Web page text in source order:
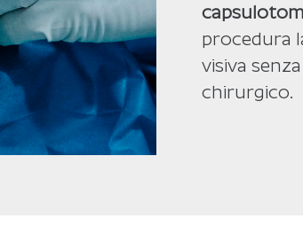
procedura
visiva
chirurgico.